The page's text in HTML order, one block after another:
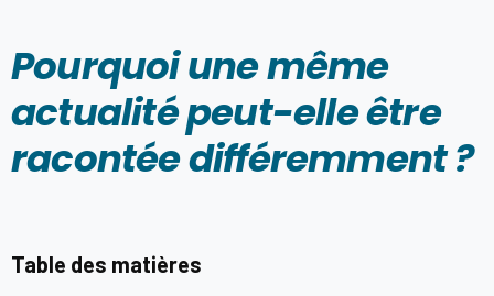
Pourquoi une même
actualité peut-elle être
racontée différemment ?
Table des matières